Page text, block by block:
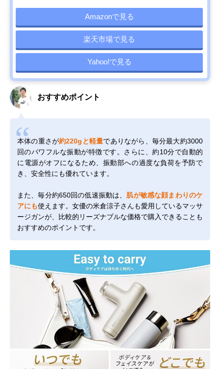
Amazonで見る
楽天市場で見る
Yahoo!で見る
おすすめポイント
本体の重さが約220gと軽量でありながら、毎分最大約3000
回のパワフルな振動が特徴です。さらに、約10分で自動的
に電源がオフになるため、振動部への過度な負荷を予防で
き、安全性にも優れています。
また、毎分約650回の低速振動は、 肌が敏感な顔まわりのケ
アにも使えます。女優の米倉涼子さんも愛用しているマッサ
ージガンが、比較的リーズナブルな価格で購入できることも
おすすめのポイントです。